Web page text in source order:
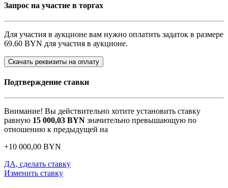
Запрос на участие в торгах
Для участия в аукционе вам нужно оплатить задаток в размере
69.60 BYN для участия в аукционе.
Скачать реквизиты на оплату
Подтверждение ставки
Внимание! Вы действительно хотите установить ставку
равную 15 000,03 BYN значительно превышающую по
отношению к предыдущей на
+10 000,00 BYN
ДА, сделать ставку
Изменить ставку